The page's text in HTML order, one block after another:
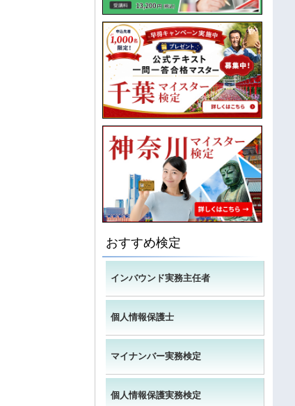
おすすめ検定
インバウンド実務主任者
個人情報保護士
マイナンバー実務検定
個人情報保護実務検定